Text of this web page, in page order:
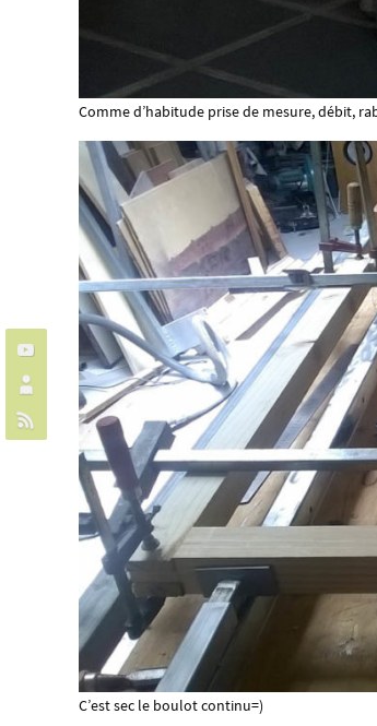
Comme d’habitude prise de mesure, débit,
C’est sec le boulot continu=)